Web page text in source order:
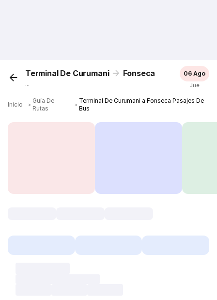
Terminal De Curumani Fonseca
...
06 Ago
Jue
Inicio ＞
Guía De
Rutas
＞
Terminal De Curumani a Fonseca Pasajes De
Bus